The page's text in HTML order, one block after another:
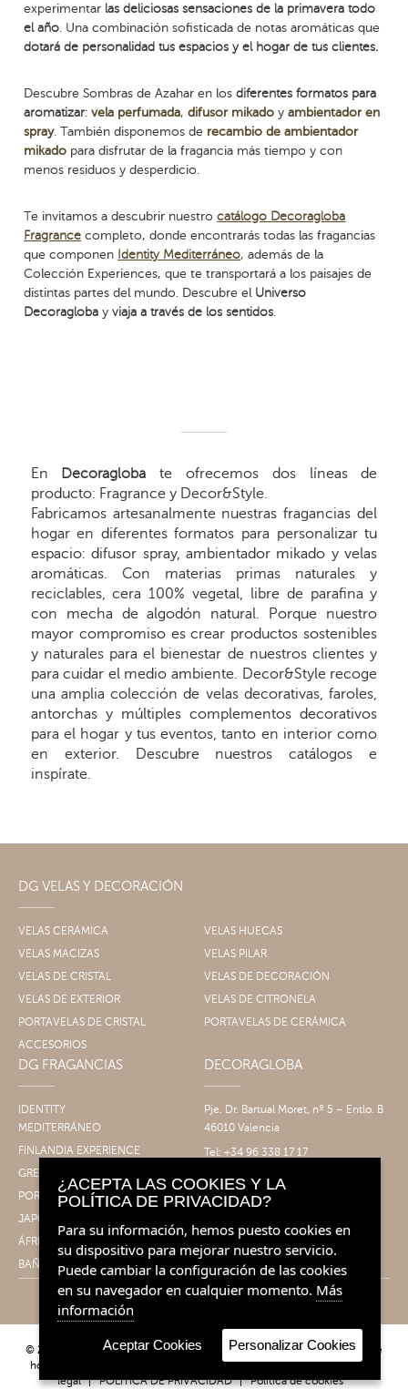
experimentar las deliciosas sensaciones de la primavera todo
el año . Una combinación sofisticada de notas aromáticas que
dotará de personalidad tus espacios y el hogar de tus clientes.
Descubre Sombras de Azahar en losdiferentes formatos para
aromatizar:vela perfumada,difusor mikado yambientador en
spray. También disponemos de recambio de ambientador
mikado para disfrutar de la fragancia más tiempo y con
menos residuos y desperdicio.
Te invitamos a descubrir nuestrocatálogo Decoragloba
Fragrance completo, donde encontrarás todas las fragancias
que componen Identity Mediterráneo, además de la
Colección Experiences, que te transportará a los paisajes de
distintas partes del mundo. Descubre el Universo
Decoragloba yviaja a través de los sentidos
En Decoragloba te ofrecemos dos líneas de
producto: Fragrance y Decor&Style.
Fabricamos artesanalmente nuestras fragancias del
hogar en diferentes formatos para personalizar tu
espacio: difusor spray, ambientador mikado y velas
aromáticas. Con materias primas naturales y
reciclables, cera 100% vegetal, libre de parafina y
con mecha de algodón natural. Porque nuestro
mayor compromiso es crear productos sostenibles
y naturales para el bienestar de nuestros clientes y
para cuidar el medio ambiente. Decor&Style recoge
una amplia colección de velas decorativas, faroles,
antorchas y múltiples complementos decorativos
para el hogar y tus eventos, tanto en interior como
en exterior. Descubre nuestros catálogos e
inspírate.
DG VELAS Y DECORACIÓN
VELAS CERÁMICA
VELAS HUECAS
VELAS MACIZAS
VELAS PILAR
VELAS DE CRISTAL
VELAS DE DECORACIÓN
VELAS DE EXTERIOR
VELAS DE CITRONELA
PORTAVELAS DE CRISTAL
PORTAVELAS DE CERÁMICA
ACCESORIOS
DG FRAGANCIAS
IDENTITY
MEDITERRÁNEO
FINLANDIA EXPERIENCE
GRECIA EXPERIENCE
PORTUGAL EXPERIENCE
JAPÓN EXPERIENCE
ÁFRICA EXPERIENCE
BAÑO&CUERPO
DECORAGLOBA
Pje. Dr. Bartual Moret, nº 5 – Entlo. B
46010 Valencia
Tel: +34 96 338 17 17
info@decoragloba.com
© 2026 Decoragloba - Velas para profesionales y eventos | Fragancias de
hogar. Todos los derechos reservados.
Condiciones de venta |
Aviso
legal | POLÍTICA DE PRIVACIDAD | Política de cookies
¿ACEPTA LAS COOKIES Y LA
POLÍTICA DE PRIVACIDAD?
Para su información, hemos puesto cookies en
su dispositivo para mejorar nuestro servicio.
Puede cambiar la configuración de las cookies
en su navegador en cualquier momento. Más
información
Aceptar Cookies Personalizar Cookies